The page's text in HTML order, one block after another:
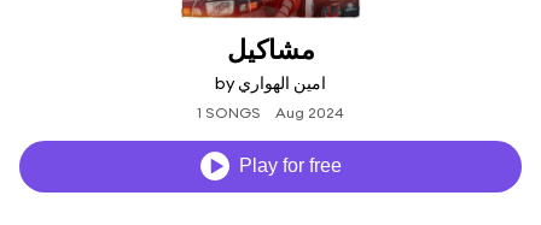
مشاكيل
by امين الهواري
1 SONGS Aug 2024
Play for free